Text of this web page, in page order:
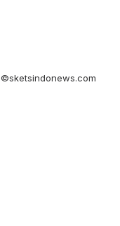
©sketsindonews.com